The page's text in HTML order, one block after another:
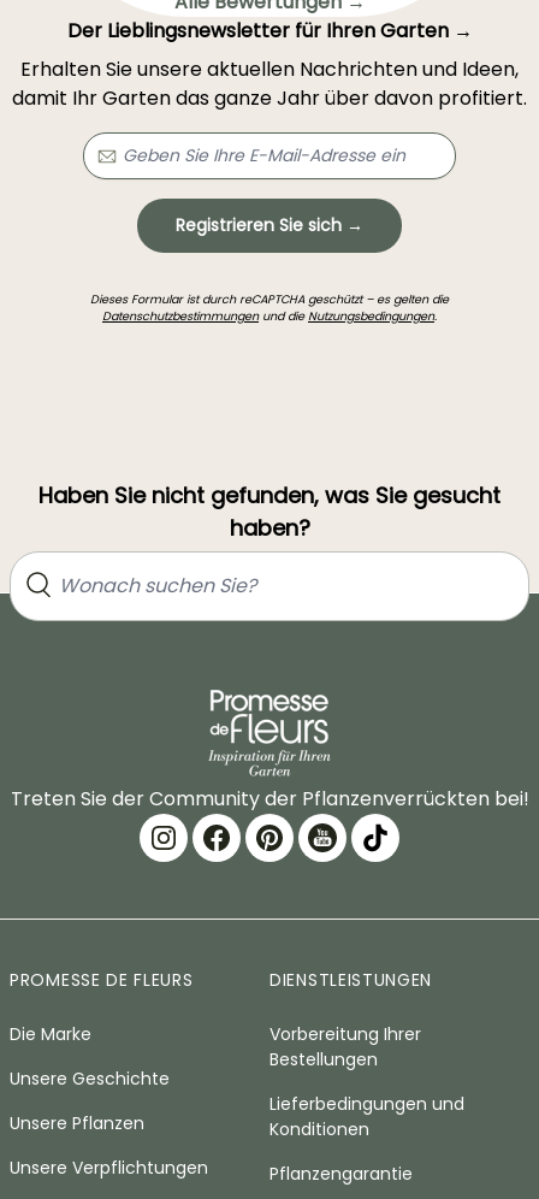
Der Lieblingsnewsletter für Ihren Garten →
Erhalten Sie unsere aktuellen Nachrichten und Ideen,
damit Ihr Garten das ganze Jahr über davon profitiert.
Registrieren Sie sich →
Dieses Formular ist durch reCAPTCHA geschützt – es gelten die
Datenschutzbestimmungenund dieNutzungsbedingungen.
Haben Sie nicht gefunden, was Sie gesucht
haben?
Treten Sie der Community der Pflanzenverrückten bei!
PROMESSE DE FLEURS
Die Marke
Unsere Geschichte
Unsere Pflanzen
Unsere Verpflichtungen
DIENSTLEISTUNGEN
Vorbereitung Ihrer
Bestellungen
Lieferbedingungen und
Konditionen
Pflanzengarantie